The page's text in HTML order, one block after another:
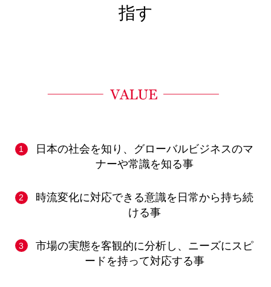
指す
日本の社会を知り、グローバルビジネスのマ
ナーや常識を知る事
時流変化に対応できる意識を日常から持ち続
ける事
市場の実態を客観的に分析し、ニーズにスピ
ードを持って対応する事